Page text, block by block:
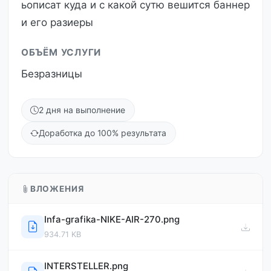
ьописат куда и с какой сутю вешится баннер
и его разиеры
ОБЪЁМ УСЛУГИ
Безразницы
2 дня на выполнение
Доработка до 100% результата
ВЛОЖЕНИЯ
Infa-grafika-NIKE-AIR-270.png
934.71 KB
INTERSTELLER.png